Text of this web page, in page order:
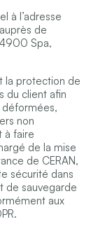
à l’adresse
de
4900 Spa,
la protection de
du client afin
déformées,
non
à faire
de la mise
de CERAN,
sécurité dans
de sauvegarde
aux